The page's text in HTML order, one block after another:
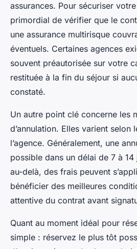
assurances. Pour sécuriser
primordial de vérifier que le
une assurance multirisque
éventuels. Certaines agences
souvent préautorisée sur votre
restituée à la fin du séjour si
constaté.
Un autre point clé concerne les
d’annulation. Elles varient selon
l’agence. Généralement, une
possible dans un délai de 7 à 14
au-delà, des frais peuvent
bénéficier des meilleures
attentive du contrat avant
Quant au moment idéal pour
simple : réservez le plus tôt